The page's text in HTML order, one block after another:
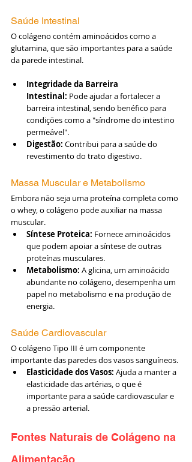
Saúde Intestinal
O colágeno contém aminoácidos como a
glutamina, que são importantes para a saúde
da parede intestinal.
Integridade da Barreira
Intestinal: Pode ajudar a fortalecer a
barreira intestinal, sendo benéfico para
condições como a "síndrome do intestino
permeável".
Digestão: Contribui para a saúde do
revestimento do trato digestivo.
Massa Muscular e Metabolismo
Embora não seja uma proteína completa como
o whey, o colágeno pode auxiliar na massa
muscular.
Síntese Proteica: Fornece aminoácidos
que podem apoiar a síntese de outras
proteínas musculares.
Metabolismo: A glicina, um aminoácido
abundante no colágeno, desempenha um
papel no metabolismo e na produção de
energia.
Saúde Cardiovascular
O colágeno Tipo III é um componente
importante das paredes dos vasos sanguíneos.
Elasticidade dos Vasos: Ajuda a manter a
elasticidade das artérias, o que é
importante para a saúde cardiovascular e
a pressão arterial.
Fontes Naturais de Colágeno na
Alimentação